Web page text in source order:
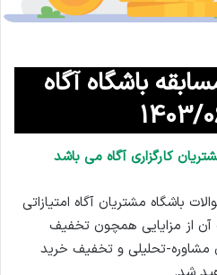
باشگاه آگاه
1403/
کارگزاری آگاه می باشد
باشگاه مشتریان آگاه امتیازاتی
از مزایایی همچون تخفیف
مشاوره-تحلیلی و تخفیف خرید